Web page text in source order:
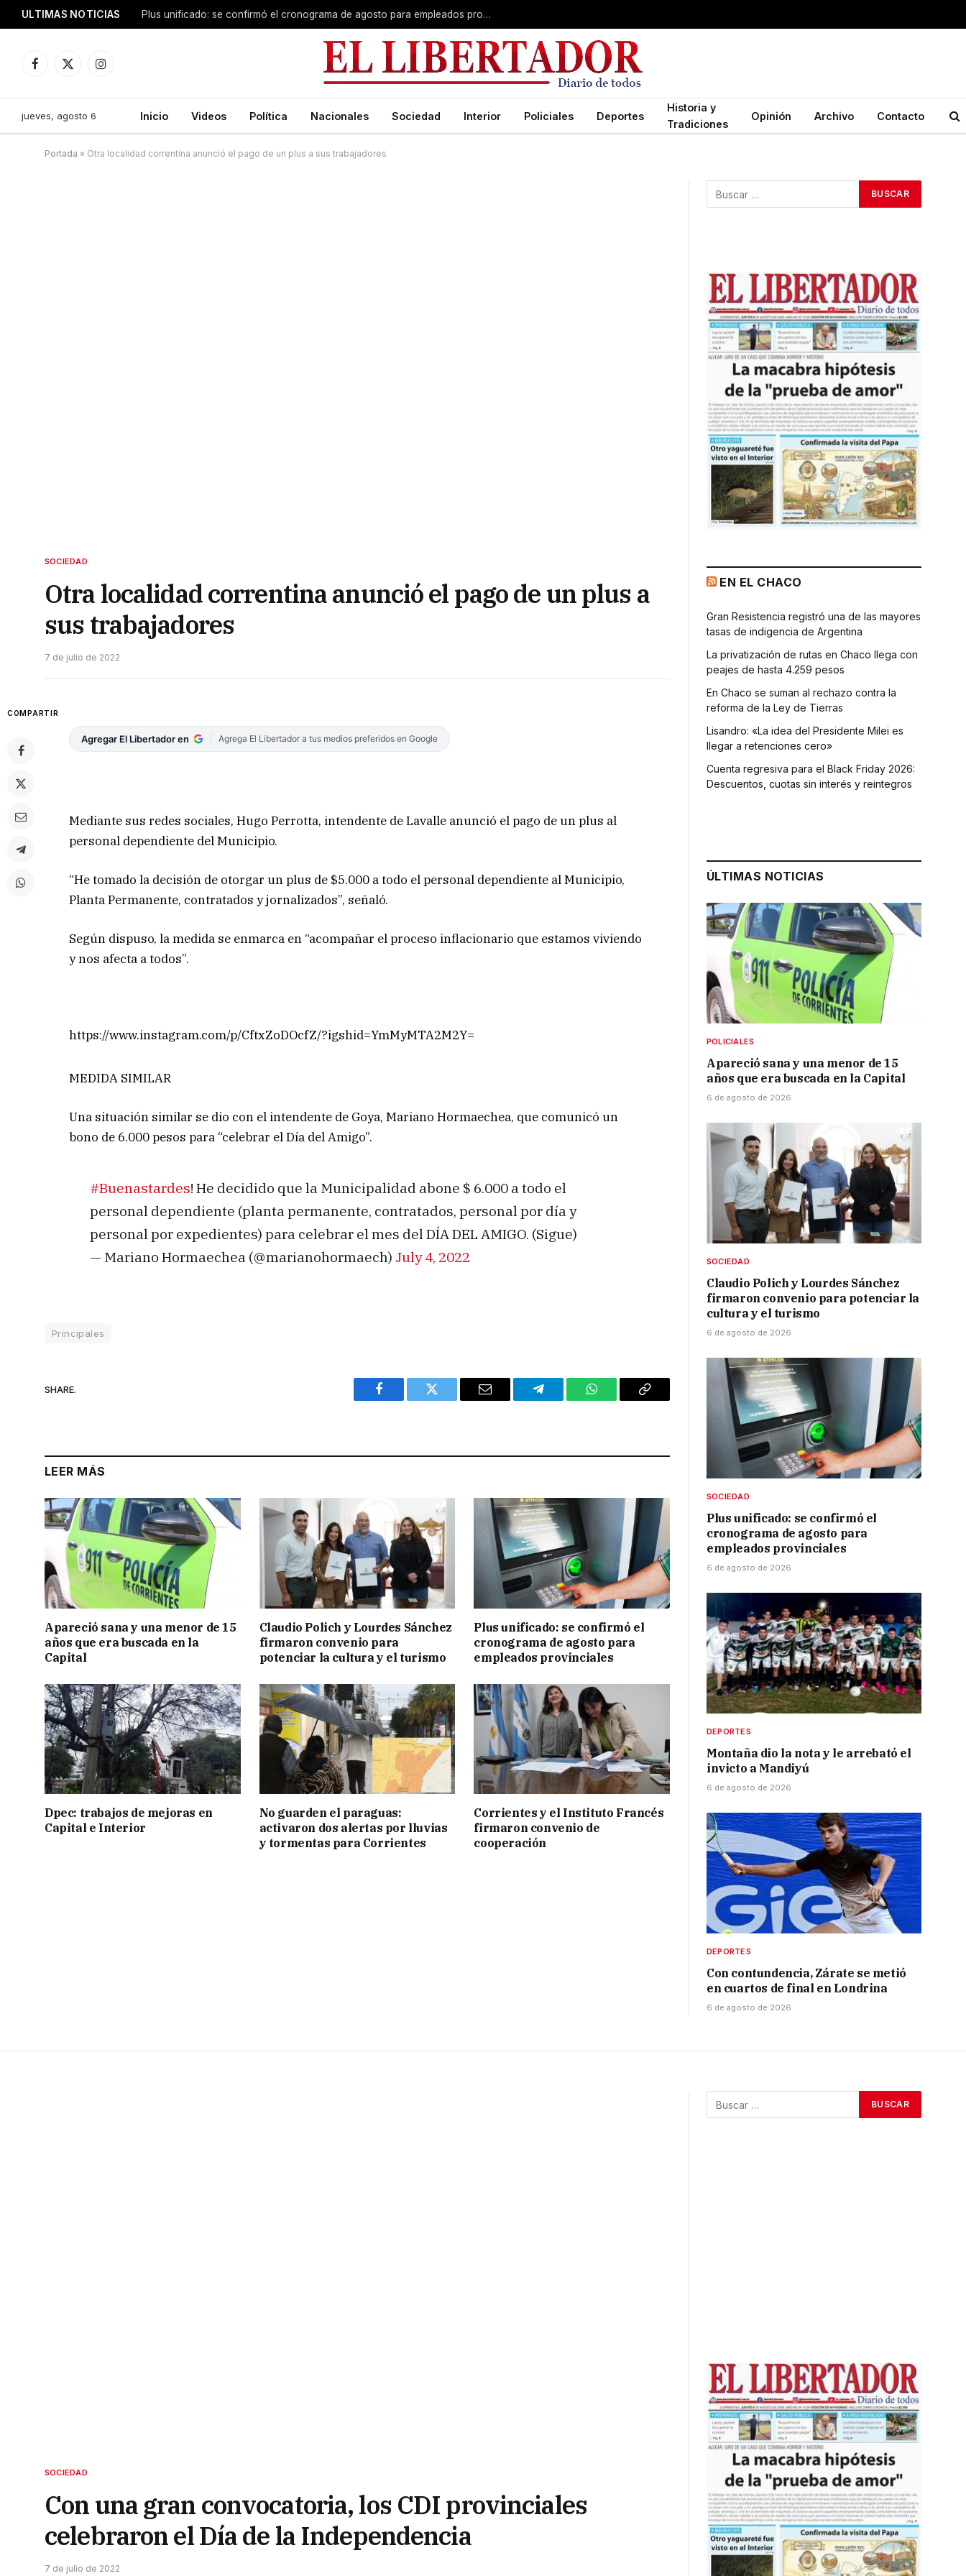
ULTIMAS NOTICIAS Plus unificado: se confirmó el cronograma de agosto para empleados provinciales
Facebook
X
Instagram
jueves, agosto 6 Inicio Videos Política Nacionales Sociedad Interior Policiales Deportes
Historia y
Tradiciones
Opinión Archivo Contacto
Portada » Otra localidad correntina anunció el pago de un plus a sus trabajadores
SOCIEDAD
Otra localidad correntina anunció el pago de un plus a
sus trabajadores
7 de julio de 2022
COMPARTIR
Agregar El Libertador en Agrega El Libertador a tus medios preferidos en Google
Mediante sus redes sociales, Hugo Perrotta, intendente de Lavalle anunció el pago de un plus al
personal dependiente del Municipio.
“He tomado la decisión de otorgar un plus de $5.000 a todo el personal dependiente al Municipio,
Planta Permanente, contratados y jornalizados”, señaló.
Según dispuso, la medida se enmarca en “acompañar el proceso inflacionario que estamos viviendo
y nos afecta a todos”.
https://www.instagram.com/p/CftxZoDOcfZ/?igshid=YmMyMTA2M2Y=
MEDIDA SIMILAR
Una situación similar se dio con el intendente de Goya, Mariano Hormaechea, que comunicó un
bono de 6.000 pesos para “celebrar el Día del Amigo”.
#Buenastardes! He decidido que la Municipalidad abone $ 6.000 a todo el
personal dependiente (planta permanente, contratados, personal por día y
personal por expedientes) para celebrar el mes del DÍA DEL AMIGO. (Sigue)
— Mariano Hormaechea (@marianohormaech) July 4, 2022
Principales
SHARE.
Facebook Twitter Email Telegram WhatsAppCopy
LEER MÁS
Apareció sana y una menor de 15
años que era buscada en la
Capital
Claudio Polich y Lourdes Sánchez
firmaron convenio para
potenciar la cultura y el turismo
Plus unificado: se confirmó el
cronograma de agosto para
empleados provinciales
Dpec: trabajos de mejoras en
Capital e Interior
No guarden el paraguas:
activaron dos alertas por lluvias
y tormentas para Corrientes
Corrientes y el Instituto Francés
firmaron convenio de
cooperación
EN EL CHACO
Gran Resistencia registró una de las mayores
tasas de indigencia de Argentina
La privatización de rutas en Chaco llega con
peajes de hasta 4.259 pesos
En Chaco se suman al rechazo contra la
reforma de la Ley de Tierras
Lisandro: «La idea del Presidente Milei es
llegar a retenciones cero»
Cuenta regresiva para el Black Friday 2026:
Descuentos, cuotas sin interés y reintegros
ÚLTIMAS NOTICIAS
POLICIALES
Apareció sana y una menor de 15
años que era buscada en la Capital
6 de agosto de 2026
SOCIEDAD
Claudio Polich y Lourdes Sánchez
firmaron convenio para potenciar la
cultura y el turismo
6 de agosto de 2026
SOCIEDAD
Plus unificado: se confirmó el
cronograma de agosto para
empleados provinciales
6 de agosto de 2026
DEPORTES
Montaña dio la nota y le arrebató el
invicto a Mandiyú
6 de agosto de 2026
DEPORTES
Con contundencia, Zárate se metió
en cuartos de final en Londrina
6 de agosto de 2026
SOCIEDAD
Con una gran convocatoria, los CDI provinciales
celebraron el Día de la Independencia
7 de julio de 2022